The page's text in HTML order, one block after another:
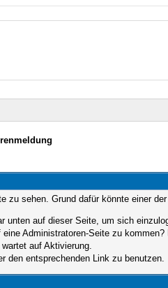
zu sehen. Grund dafür könnte einer
unten auf dieser Seite, um sich
Administratoren-Seite zu
auf Aktivierung.
den entsprechenden Link zu benutzen.